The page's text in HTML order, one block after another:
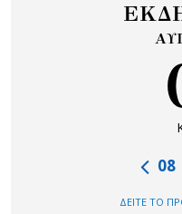
08
ΔΕΙΤΕ ΤΟ